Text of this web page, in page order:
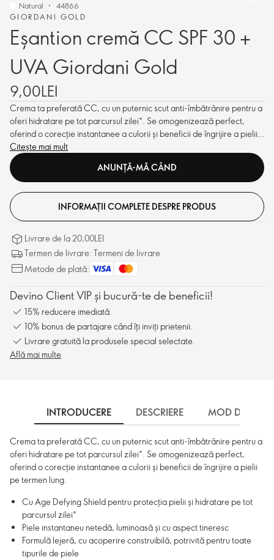
GIORDANI GOLD
Eșantion cremă CC SPF 30 +
UVA Giordani Gold
Natural 44866
9,00LEI
Crema ta preferată CC, cu un puternic scut anti-îmbătrânire pentru a
oferi hidratare pe tot parcursul zilei*. Se omogenizează perfect,
oferind o corecție instantanee a culorii și beneficii de îngrijire a pielii
pe termen lung.
Citește mai mult
ANUNȚĂ-MĂ CÂND
INFORMAȚII COMPLETE DESPRE PRODUS
Livrare de la 20,00LEI
Termen de livrare: Termeni de livrare
Metode de plată:
Devino Client VIP și bucură-te de beneficii!
15% reducere imediată.
10% bonus de partajare când îți inviți prietenii.
Livrare gratuită la produsele special selectate.
Află mai multe
INTRODUCERE DESCRIERE MOD DE
Crema ta preferată CC, cu un puternic scut anti-îmbătrânire pentru a
oferi hidratare pe tot parcursul zilei*. Se omogenizează perfect,
oferind o corecție instantanee a culorii și beneficii de îngrijire a pielii
pe termen lung.
Cu Age Defying Shield pentru protecția pielii și hidratare pe tot
parcursul zilei*
Piele instantaneu netedă, luminoasă și cu aspect tineresc
Formulă lejeră, cu acoperire construibilă, potrivită pentru toate
tipurile de piele